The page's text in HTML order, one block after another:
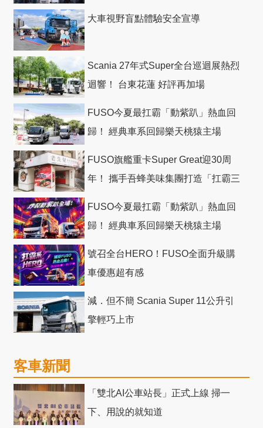
大車視野盲點體驗安全宣導
Scania 27年式Super全台巡迴展熱烈
迴響！ 台東花蓮 好評再加場
FUSO今夏最扛霸「動紫趴」熱血回
歸！ 經典車系回歸樂天桃猿主場
FUSO旗艦重卡Super Great迎30周
年！ 攜手吾蜂美味集團打造「扛霸三
FUSO今夏最扛霸「動紫趴」熱血回
歸！ 經典車系回歸樂天桃猿主場
號召全台HERO！FUSO全面升級購
車優惠超有感
減．但不簡 Scania Super 11公升引
擎輕巧上市
客車新聞
「雙北AI公車站長」正式上線 掃一
下、用說的就知道